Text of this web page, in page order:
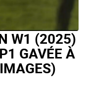
W1 (2025)
GAVÉE À